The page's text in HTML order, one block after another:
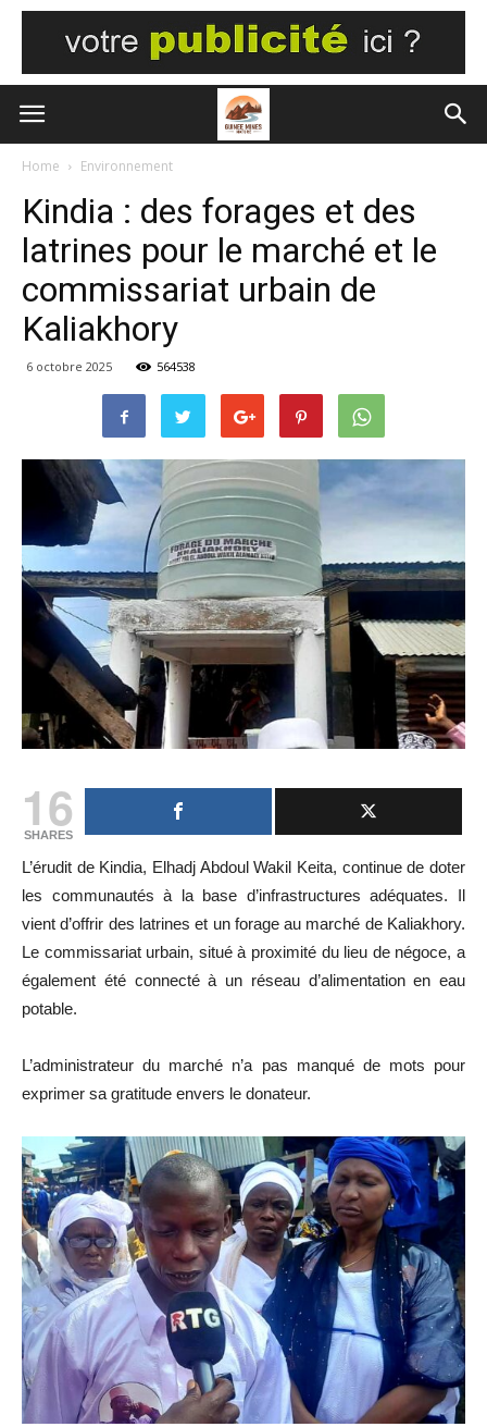
Home Environnement
Kindia : des forages et des
latrines pour le marché et le
commissariat urbain de
Kaliakhory
6 octobre 2025 564538
16
SHARES
L’érudit de Kindia, Elhadj Abdoul Wakil Keita, continue de doter
les communautés à la base d’infrastructures adéquates. Il
vient d’offrir des latrines et un forage au marché de Kaliakhory.
Le commissariat urbain, situé à proximité du lieu de négoce, a
également été connecté à un réseau d’alimentation en eau
potable.
L’administrateur du marché n’a pas manqué de mots pour
exprimer sa gratitude envers le donateur.